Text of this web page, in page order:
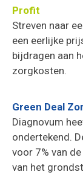
Profit
Streven naar
een eerlijke
bijdragen aan
zorgkosten.
Green Deal
Diagnovum
ondertekend.
voor 7% van
van het